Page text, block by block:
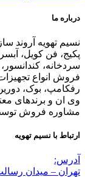
درباره ما
نسیم تهویه آروند
پکیج، فن کویل،
سردخانه،
فروش انواع
رفکامپ، بوک،
وی ان و برندهای
مشاوره فروش
ارتباط با نسیم تهویه
آدرس: